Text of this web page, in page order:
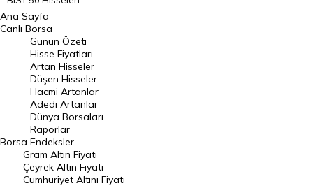
BIST 100 Hisseleri
En Çok Artan Hisseler
En Çok Düşen Hisseler
Hacmi Artanlar
Geçmiş Kapanışlar
Dünya Borsaları
Raporlar
Endeksler
Ana Sayfa
Canlı Borsa
Borsa
Günün Özeti
Hisse Fiyatları
Artan Hisseler
Düşen Hisseler
Hacmi Artanlar
Adedi Artanlar
Dünya Borsaları
Raporlar
Endeksler
Gram Altın Fiyatı
Çeyrek Altın Fiyatı
Cumhuriyet Altını Fiyatı